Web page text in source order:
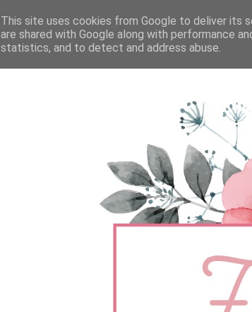
TERMÉKTESZTEK BŐRÁPOLÁS ÉLETMÓD
This site uses cookies from Google to deliver its
are shared with Google along with performance
statistics, and to detect and address abuse.